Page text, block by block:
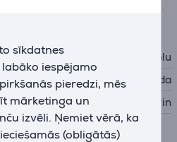
sīkdatnes
iespējamo
pieredzi, mēs
mārketinga un
izvēli. Ņemiet vērā, ka
(obligātās)
simbolu
melna, nerūs. tērauda
Severin